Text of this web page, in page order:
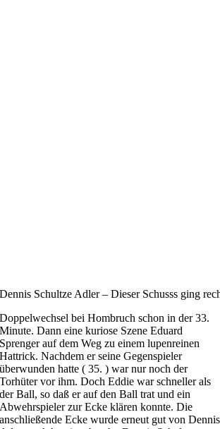
Dennis Schultze Adler – Dieser Schusss ging
Doppelwechsel bei Hombruch schon in der 33.
Minute. Dann eine kuriose Szene Eduard
Sprenger auf dem Weg zu einem lupenreinen
Hattrick. Nachdem er seine Gegenspieler
überwunden hatte ( 35. ) war nur noch der
Torhüter vor ihm. Doch Eddie war schneller als
der Ball, so daß er auf den Ball trat und ein
Abwehrspieler zur Ecke klären konnte. Die
anschließende Ecke wurde erneut gut von Dennis